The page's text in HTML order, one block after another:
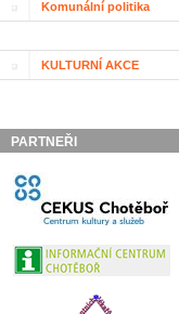
Komunální politika
KULTURNÍ AKCE
PARTNEŘI